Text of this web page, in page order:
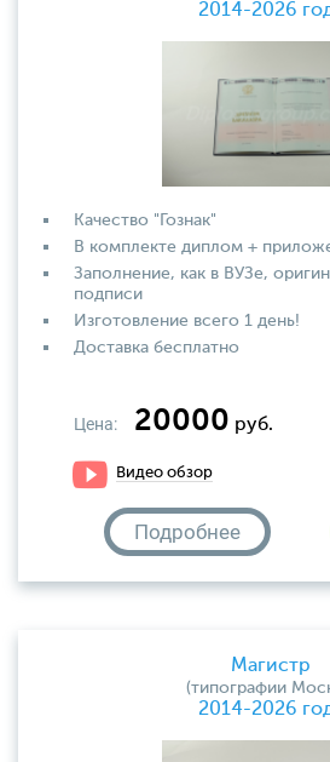
2014-2026
Качество "Гознак"
В комплекте диплом +
Заполнение, как в ВУЗе,
подписи
Изготовление всего 1 день!
Доставка бесплатно
Цена: 20000 руб.
Видео обзор
Подробнее
Магистр
(типографии
2014-2026